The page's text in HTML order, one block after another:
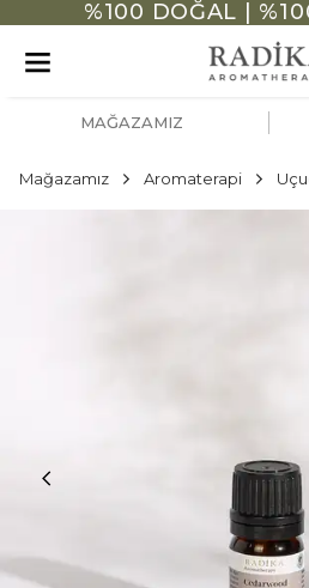
%100 DOĞAL |
MAĞAZAMIZ
Mağazamız Aromaterapi